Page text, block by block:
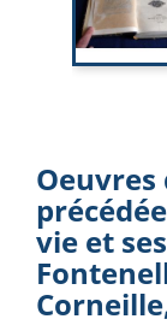
Oeuvres
vie et